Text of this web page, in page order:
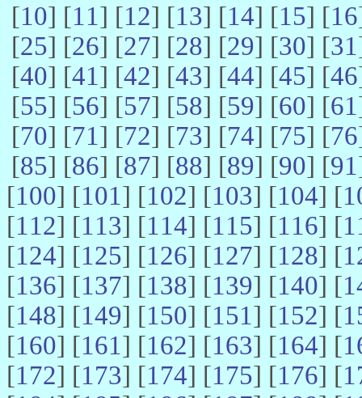
[10] [11] [12] [13] [14] [15] [16
[25] [26] [27] [28] [29] [30] [31
[40] [41] [42] [43] [44] [45] [46
[55] [56] [57] [58] [59] [60] [61
[70] [71] [72] [73] [74] [75] [76
[85] [86] [87] [88] [89] [90] [91
[100] [101] [102] [103] [104] [
[112] [113] [114] [115] [116] [
[124] [125] [126] [127] [128] [
[136] [137] [138] [139] [140] [
[148] [149] [150] [151] [152] [
[160] [161] [162] [163] [164] [
[172] [173] [174] [175] [176] [